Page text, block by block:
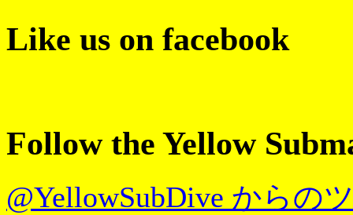
Like us on facebook
Follow the Yellow
@YellowSubDive からの